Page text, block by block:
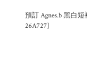
預訂 Agnes.b 黑白
26A727]